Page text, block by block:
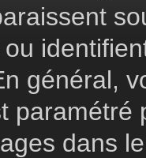
général,
dans